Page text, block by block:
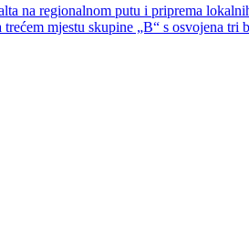
na regionalnom putu i priprema
mjestu skupine „B“ s osvojena tri